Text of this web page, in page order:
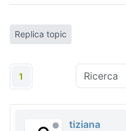
Replica topic
1
tiziana